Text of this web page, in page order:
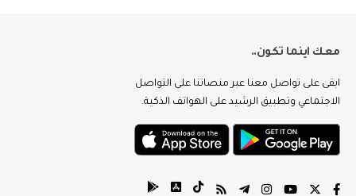
معك اينما تكون..
ابقى على تواصل معنا عبر منصاتنا على التواصل
الاجتماعي وتطبيق الرشيد على الهواتف الذكية.